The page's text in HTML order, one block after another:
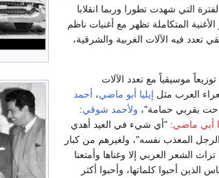
التي شهدت تطورا وربما انقلابا
المتكاملة تظهر مع أغنيات ناظم
فيه الآلات الغربية والشرقية،
موسيقياً مع تعدد الآلات
العرب مثل إيليا أبو ماضي، أحمد
بقربي حمامة"، ولأحمد شوقي:
أبي ماضي: "أي شيء في العيد أهدي
المعذب نفسه"، ولغيرهم من كبار
الشعر العربي إلا وغناها وأمتعنا
أحبوا كلماتها، وأحبوا أكثر